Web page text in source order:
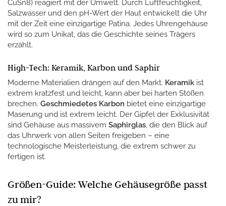
CuSn8) reagiert mit der Umwelt. Durch Luftfeuchtigkeit,
Salzwasser und den pH-Wert der Haut entwickelt die Uhr
mit der Zeit eine einzigartige Patina. Jedes Uhrengehäuse
wird so zum Unikat, das die Geschichte seines Trägers
erzählt.
High-Tech: Keramik, Karbon und Saphir
Moderne Materialien drängen auf den Markt. Keramik ist
extrem kratzfest und leicht, kann aber bei harten Stößen
brechen. Geschmiedetes Karbon bietet eine einzigartige
Maserung und ist extrem leicht. Der Gipfel der Exklusivität
sind Gehäuse aus massivem Saphirglas, die den Blick auf
das Uhrwerk von allen Seiten freigeben – eine
technologische Meisterleistung, die extrem schwer zu
fertigen ist.
Größen-Guide: Welche Gehäusegröße passt
zu mir?